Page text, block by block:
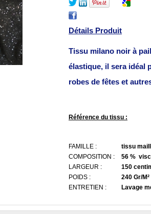
Détails Produit
Tissu milano noir à
élastique, il sera idéal
robes de fêtes et
Référence du tissu :
FAMILLE :
tissu
COMPOSITION :
56 %
LARGEUR :
150
POIDS :
240 Gr/M²
ENTRETIEN :
Lavage